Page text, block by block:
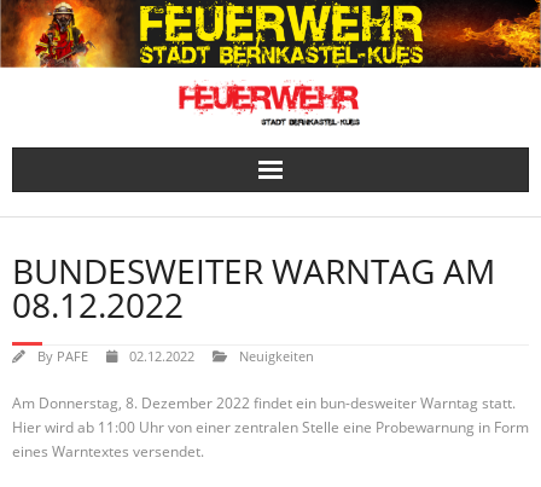
Skip
to
content
BUNDESWEITER WARNTAG AM
08.12.2022
By PAFE 02.12.2022 Neuigkeiten
Am Donnerstag, 8. Dezember 2022 findet ein bun-desweiter Warntag statt.
Hier wird ab 11:00 Uhr von einer zentralen Stelle eine Probewarnung in Form
eines Warntextes versendet.